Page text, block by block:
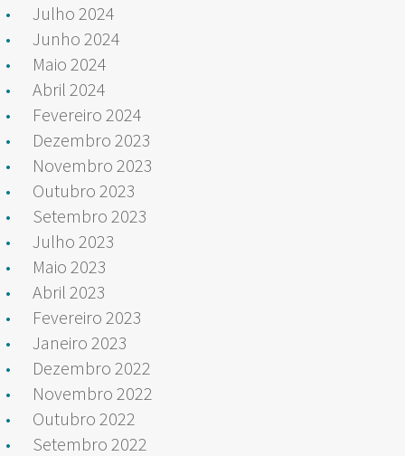
Julho 2024
Junho 2024
Maio 2024
Abril 2024
Fevereiro 2024
Dezembro 2023
Novembro 2023
Outubro 2023
Setembro 2023
Julho 2023
Maio 2023
Abril 2023
Fevereiro 2023
Janeiro 2023
Dezembro 2022
Novembro 2022
Outubro 2022
Setembro 2022